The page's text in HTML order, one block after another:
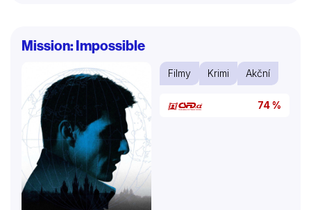
Mission: Impossible
Filmy Krimi Akční
74 %